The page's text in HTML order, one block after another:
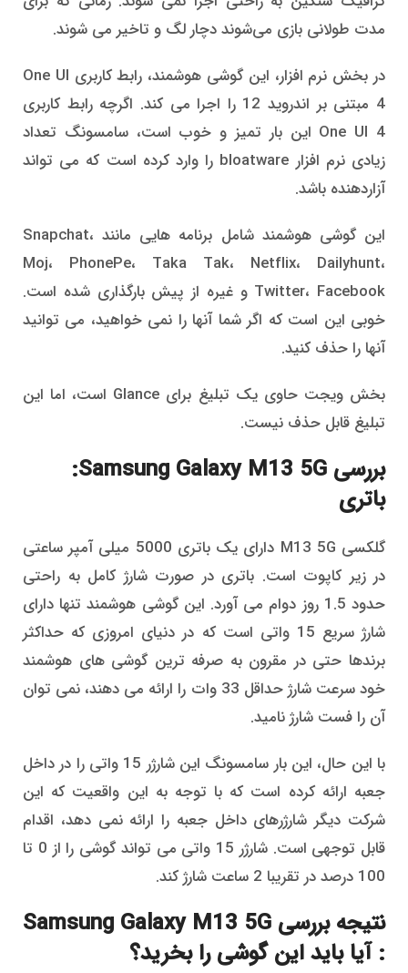
مدت طولانی بازی می‌شوند دچار لگ و تاخیر می شوند.
در بخش نرم افزار، این گوشی هوشمند، رابط کاربری One UI
4 مبتنی بر اندروید 12 را اجرا می کند. اگرچه رابط کاربری
One UI 4 این بار تمیز و خوب است، سامسونگ تعداد
زیادی نرم افزار bloatware را وارد کرده است که می تواند
آزاردهنده باشد.
این گوشی هوشمند شامل برنامه هایی مانند Snapchat،
Moj، PhonePe، Taka Tak، Netflix، Dailyhunt،
Twitter، Facebook و غیره از پیش بارگذاری شده است.
خوبی این است که اگر شما آنها را نمی خواهید، می توانید
آنها را حذف کنید.
بخش ویجت حاوی یک تبلیغ برای Glance است، اما این
تبلیغ قابل حذف نیست.
بررسی Samsung Galaxy M13 5G:
باتری
گلکسی M13 5G دارای یک باتری 5000 میلی آمپر ساعتی
در زیر کاپوت است. باتری در صورت شارژ کامل به راحتی
حدود 1.5 روز دوام می آورد. این گوشی هوشمند تنها دارای
شارژ سریع 15 واتی است که در دنیای امروزی که حداکثر
برندها حتی در مقرون به صرفه ترین گوشی های هوشمند
خود سرعت شارژ حداقل 33 وات را ارائه می دهند، نمی توان
آن را فست شارژ نامید.
با این حال، این بار سامسونگ این شارژر 15 واتی را در داخل
جعبه ارائه کرده است که با توجه به این واقعیت که این
شرکت دیگر شارژرهای داخل جعبه را ارائه نمی دهد، اقدام
قابل توجهی است. شارژر 15 واتی می تواند گوشی را از 0 تا
100 درصد در تقریبا 2 ساعت شارژ کند.
نتیجه بررسی Samsung Galaxy M13 5G
: آیا باید این گوشی را بخرید؟